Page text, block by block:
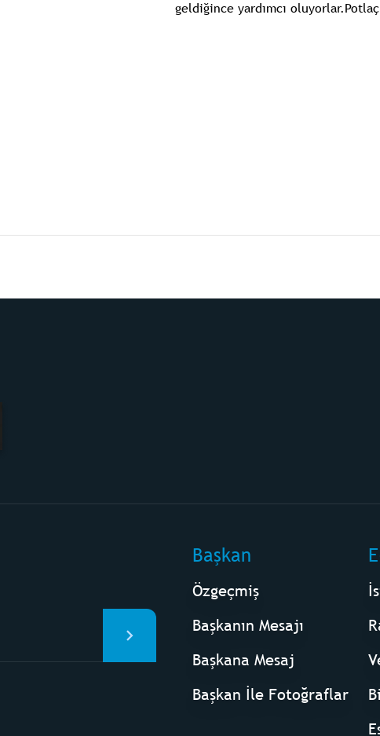
geldiğince yardımcı
Başkan
Özgeçmiş
Başkanın Mesajı
Başkana Mesaj
Başkan İle Fotoğraflar